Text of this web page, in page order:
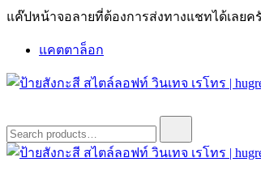
Skip
แค๊ปหน้าจอลายที่ต้องการส่งทางแชทได้เลยค
แคตตาล็อก
ป้ายสังกะสี สไตล์ลอฟท์ วินเทจ เรโทร |
ป้ายวินเทจ แต่งบ้าน ร้านกาแฟ ผับ โรงแรม
for: